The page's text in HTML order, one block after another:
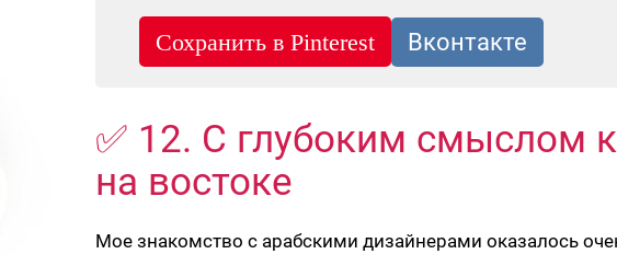
✅ 12. С глубоким смыслом
на востоке
Мое знакомство с арабскими дизайнерами оказалось